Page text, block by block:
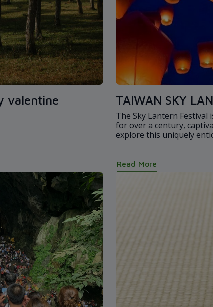
valentine TAIWAN SKY
The Sky Lantern
for over a century,
explore this uniquely
Read More